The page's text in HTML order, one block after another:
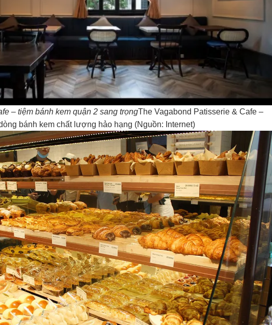
– tiệm bánh kem quận 2 sang trọngThe Vagabond Patisserie & Cafe –
bánh kem chất lượng hảo hạng (Nguồn: Internet)